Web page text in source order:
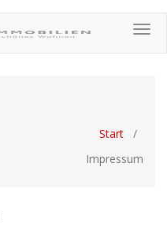
Start /
Impressum